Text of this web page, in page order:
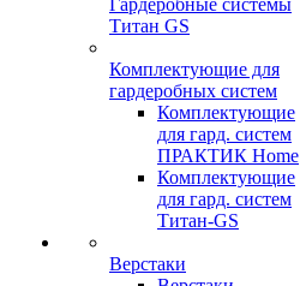
Гардеробные системы
Титан GS
Комплектующие для
гардеробных систем
Комплектующие
для гард. систем
ПРАКТИК Home
Комплектующие
для гард. систем
Титан-GS
Верстаки